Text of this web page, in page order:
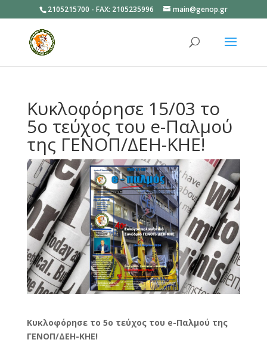
2105215700 - FAX: 2105235996 main@genop.gr
Κυκλοφόρησε 15/03 το
5ο τεύχος του e-Παλμού
της ΓΕΝΟΠ/ΔΕΗ-ΚΗΕ!
Κυκλοφόρησε το 5ο τεύχος του e-Παλμού της
ΓΕΝΟΠ/ΔΕΗ-ΚΗΕ!